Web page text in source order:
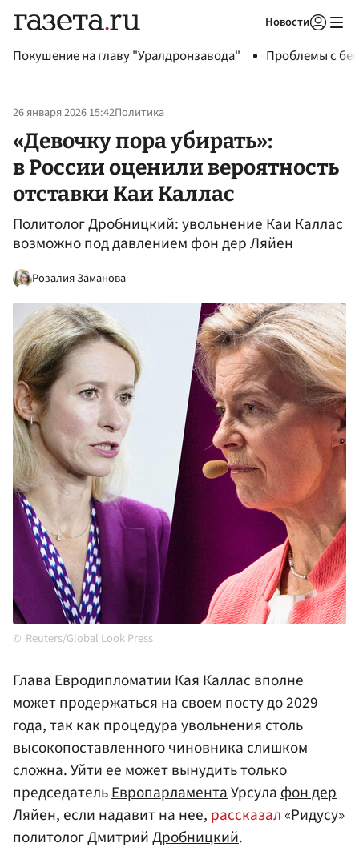
Новости
Покушение на главу "Уралдронзавода" Проблемы с
26 января 2026 15:42Политика
«Девочку пора убирать»:
в России оценили вероятность
отставки Каи Каллас
Политолог Дробницкий: увольнение Каи Каллас
возможно под давлением фон дер Ляйен
Розалия Заманова
Reuters/Global Look Press
Глава Евродипломатии Кая Каллас вполне
может продержаться на своем посту до 2029
года, так как процедура увольнения столь
высокопоставленного чиновника слишком
сложна. Уйти ее может вынудить только
председательЕвропарламентаУрсулафон дер
Ляйен, если надавит на нее, рассказал«Ридусу»
политолог ДмитрийДробницкий.